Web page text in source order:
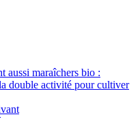
aussi maraîchers bio :
double activité pour cultiver